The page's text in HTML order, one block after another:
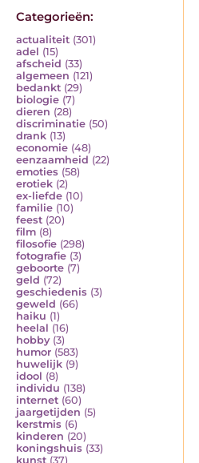
Categorieën:
actualiteit (301)
adel (15)
afscheid (33)
algemeen (121)
bedankt (29)
biologie (7)
dieren (28)
discriminatie (50)
drank (13)
economie (48)
eenzaamheid (22)
emoties (58)
erotiek (2)
ex-liefde (10)
familie (10)
feest (20)
film (8)
filosofie (298)
fotografie (3)
geboorte (7)
geld (72)
geschiedenis (3)
geweld (66)
haiku (1)
heelal (16)
hobby (3)
humor (583)
huwelijk (9)
idool (8)
individu (138)
internet (60)
jaargetijden (5)
kerstmis (6)
kinderen (20)
koningshuis (33)
kunst (37)